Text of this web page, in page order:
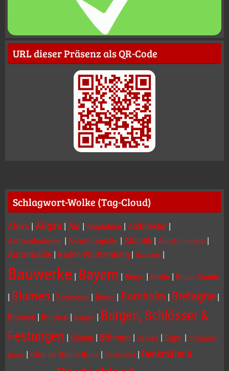
URL dieser Präsenz als QR-Code
Schlagwort-Wolke (Tag-Cloud)
Afrika | Allgäu | Als | Amphibien | Architektur |
Astroaufnahmen | Astrofotografie | Atlantik | Ausstellungen |
Automobile | Baden-Württemberg | Bauhaus |
Bauwerke | Bayern | Berge | Berlin | Blaue Stunde
| Blumen | Bodensee | Boote | Bornholm | Bretagne |
Brunnen | Brücken | Burgen | Burgen, Schlösser &
Festungen | Bäume | Böhmen | Cannes | Capri | Computer-
Kunst | Côte de Granit Rose | Denkmäler | Denkmäler &